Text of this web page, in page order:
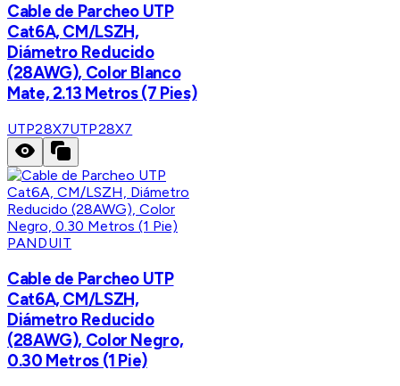
Cable de Parcheo UTP
Cat6A, CM/LSZH,
Diámetro Reducido
(28AWG), Color Blanco
Mate, 2.13 Metros (7 Pies)
UTP28X7UTP28X7
PANDUIT
Cable de Parcheo UTP
Cat6A, CM/LSZH,
Diámetro Reducido
(28AWG), Color Negro,
0.30 Metros (1 Pie)